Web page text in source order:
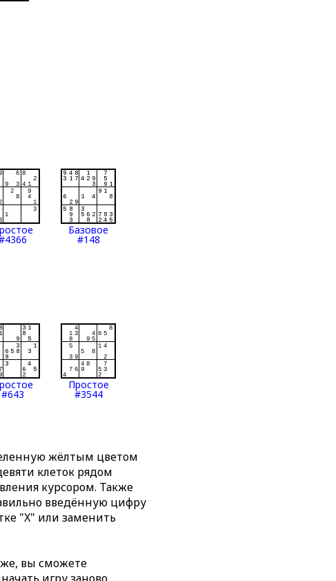
Базовое
#148
#643
Простое
#3544
жёлтым цветом
клеток рядом
курсором. Также
введённую цифру
"X" или заменить
вы сможете